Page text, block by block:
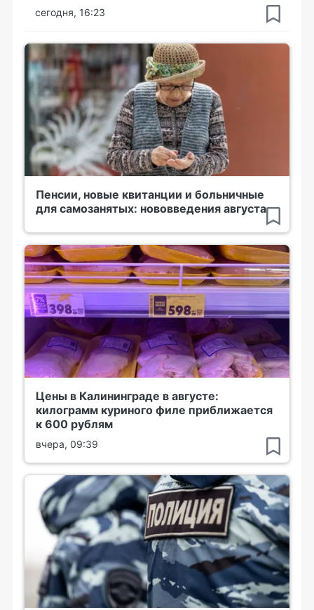
сегодня, 16:23
Пенсии, новые квитанции и больничные
для самозанятых: нововведения августа
Цены в Калининграде в августе:
килограмм куриного филе приближается
к 600 рублям
вчера, 09:39